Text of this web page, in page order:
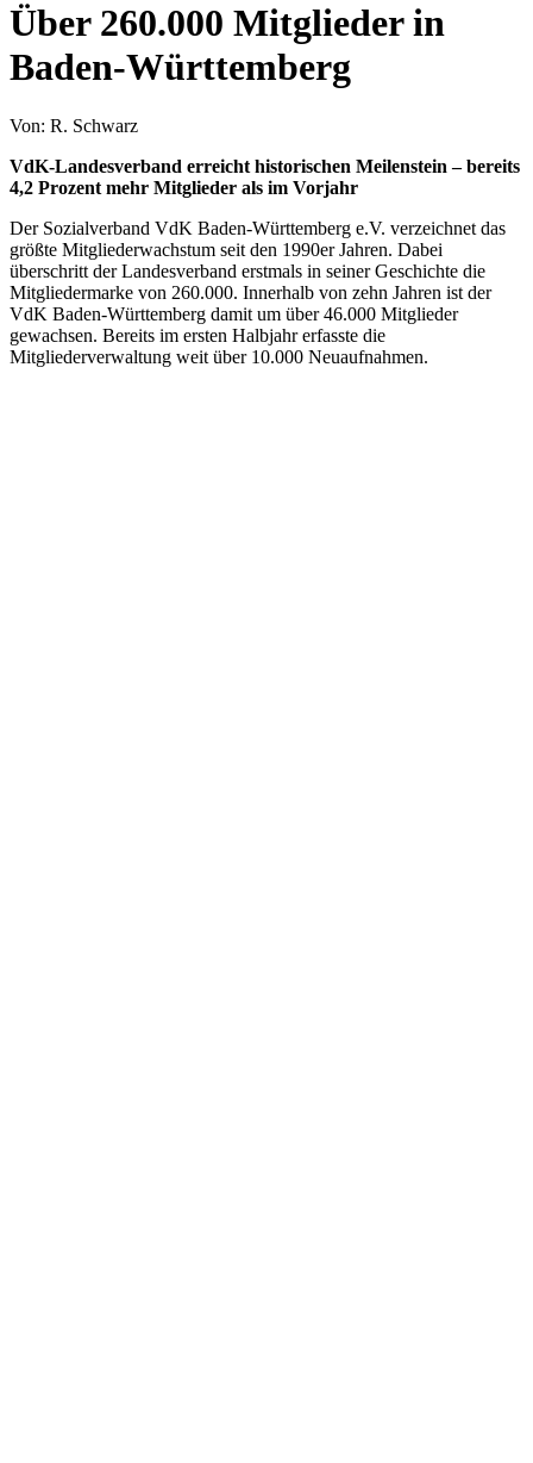
Über 260.000 Mitglieder in
Baden-Württemberg
Von: R. Schwarz
VdK-Landesverband erreicht historischen Meilenstein – bereits
4,2 Prozent mehr Mitglieder als im Vorjahr
Der Sozialverband VdK Baden-Württemberg e.V. verzeichnet das
größte Mitgliederwachstum seit den 1990er Jahren. Dabei
überschritt der Landesverband erstmals in seiner Geschichte die
Mitgliedermarke von 260.000. Innerhalb von zehn Jahren ist der
VdK Baden-Württemberg damit um über 46.000 Mitglieder
gewachsen. Bereits im ersten Halbjahr erfasste die
Mitgliederverwaltung weit über 10.000 Neuaufnahmen.